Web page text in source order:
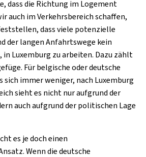
dass die Richtung im Logement
auch im Verkehrsbereich schaffen,
dass viele potenzielle
der langen Anfahrtswege kein
in Luxemburg zu arbeiten. Dazu zählt
Für belgische oder deutsche
immer weniger, nach Luxemburg
sieht es nicht nur aufgrund der
auch aufgrund der politischen Lage
es je doch einen
Wenn die deutsche